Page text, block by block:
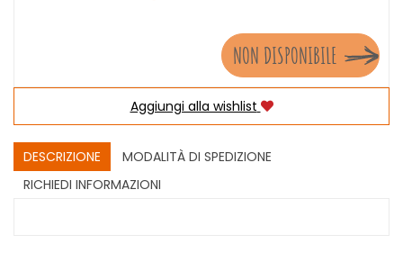
NON DISPONIBILE
Aggiungi alla wishlist
DESCRIZIONE
MODALITÀ DI SPEDIZIONE
RICHIEDI INFORMAZIONI